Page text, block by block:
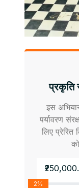
प्रकृति
इस
पर्यावरण
लिए प्रेरित
2%